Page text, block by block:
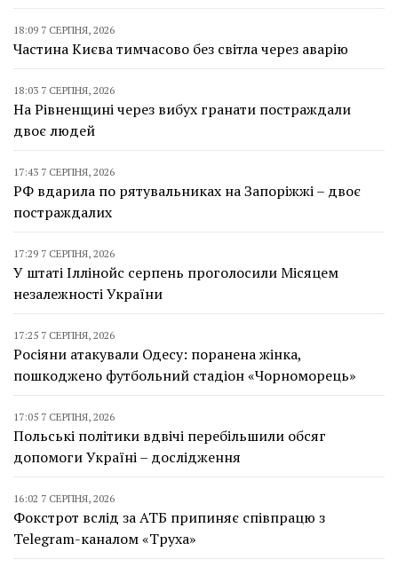
18:09 7 СЕРПНЯ, 2026
Частина Києва тимчасово без світла через аварію
18:03 7 СЕРПНЯ, 2026
На Рівненщині через вибух гранати постраждали
двоє людей
17:43 7 СЕРПНЯ, 2026
РФ вдарила по рятувальниках на Запоріжжі – двоє
постраждалих
17:29 7 СЕРПНЯ, 2026
У штаті Іллінойс серпень проголосили Місяцем
незалежності України
17:25 7 СЕРПНЯ, 2026
Росіяни атакували Одесу: поранена жінка,
пошкоджено футбольний стадіон «Чорноморець»
17:05 7 СЕРПНЯ, 2026
Польські політики вдвічі перебільшили обсяг
допомоги Україні – дослідження
16:02 7 СЕРПНЯ, 2026
Фокстрот вслід за АТБ припиняє співпрацю з
Telegram-каналом «Труха»